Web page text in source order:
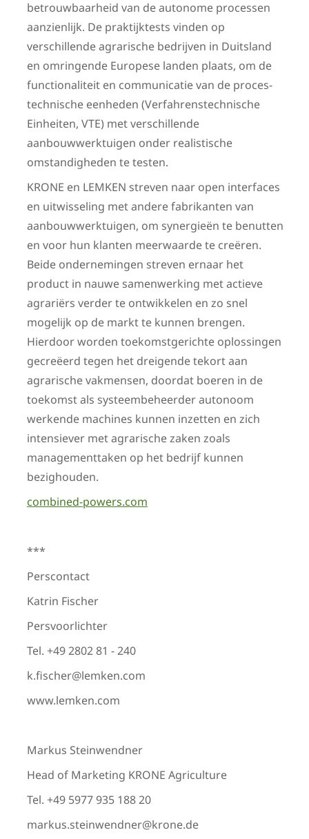
betrouwbaarheid van de autonome processen
aanzienlijk. De praktijktests vinden op
verschillende agrarische bedrijven in Duitsland
en omringende Europese landen plaats, om de
functionaliteit en communicatie van de proces­
technische eenheden (Verfahrenstechnische
Einheiten, VTE) met ver­schillende
aanbouwwerktuigen onder realistische
omstandigheden te testen.
KRONE en LEMKEN streven naar open interfaces
en uitwisseling met andere fabrikanten van
aanbouwwerktuigen, om synergieën te benutten
en voor hun klanten meerwaarde te creëren.
Beide ondernemingen streven ernaar het
product in nauwe samenwerking met actieve
agrariërs verder te ontwikkelen en zo snel
mogelijk op de markt te kunnen brengen.
Hierdoor worden toekomstgerichte oplossingen
gecreëerd tegen het dreigende tekort aan
agrarische vakmensen, doordat boeren in de
toekomst als systeem­beheerder autonoom
werkende machines kunnen inzetten en zich
intensiever met agrarische zaken zoals
managementtaken op het bedrijf kunnen
bezighouden.
combined-powers.com
***
Perscontact
Katrin Fischer
Persvoorlichter
Tel. +49 2802 81 - 240
k.fischer@lemken.com
www.lemken.com
Markus Steinwendner
Head of Marketing KRONE Agriculture
Tel. +49 5977 935 188 20
markus.steinwendner@krone.de